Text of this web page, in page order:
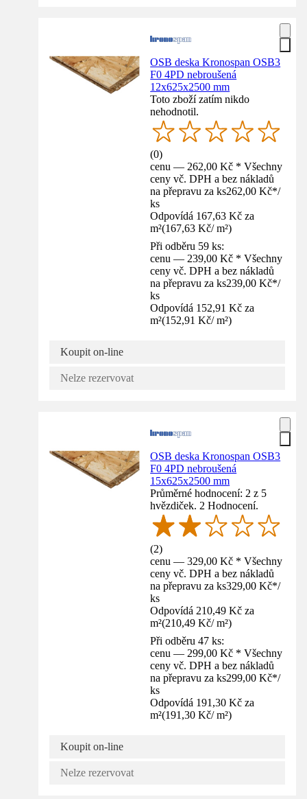
OSB deska Kronospan OSB3
F0 4PD nebroušená
12x625x2500 mm
Toto zboží zatím nikdo
nehodnotil.
(0)
cenu — 262,00 Kč * Všechny
ceny vč. DPH a bez nákladů
na přepravu za ks262,00 Kč*/
ks
Odpovídá 167,63 Kč za
m²(167,63 Kč/ m²)
Při odběru 59 ks:
cenu — 239,00 Kč * Všechny
ceny vč. DPH a bez nákladů
na přepravu za ks239,00 Kč*/
ks
Odpovídá 152,91 Kč za
m²(152,91 Kč/ m²)
Koupit on-line
Nelze rezervovat
OSB deska Kronospan OSB3
F0 4PD nebroušená
15x625x2500 mm
Průměrné hodnocení: 2 z 5
hvězdiček. 2 Hodnocení.
(2)
cenu — 329,00 Kč * Všechny
ceny vč. DPH a bez nákladů
na přepravu za ks329,00 Kč*/
ks
Odpovídá 210,49 Kč za
m²(210,49 Kč/ m²)
Při odběru 47 ks:
cenu — 299,00 Kč * Všechny
ceny vč. DPH a bez nákladů
na přepravu za ks299,00 Kč*/
ks
Odpovídá 191,30 Kč za
m²(191,30 Kč/ m²)
Koupit on-line
Nelze rezervovat